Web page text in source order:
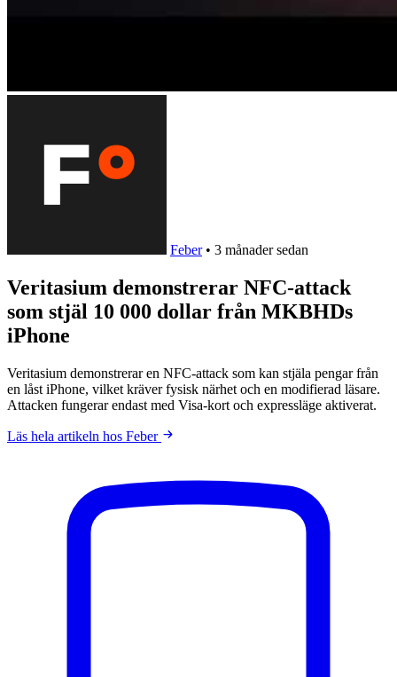
Feber • 3 månader sedan
Veritasium demonstrerar NFC-attack
som stjäl 10 000 dollar från MKBHDs
iPhone
Veritasium demonstrerar en NFC-attack som kan stjäla pengar från
en låst iPhone, vilket kräver fysisk närhet och en modifierad läsare.
Attacken fungerar endast med Visa-kort och expressläge aktiverat.
Läs hela artikeln hos Feber